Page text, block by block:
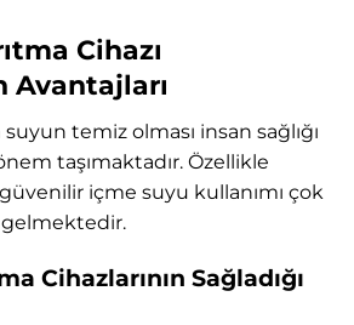
Cihazı
Avantajları
temiz olması insan sağlığı
taşımaktadır. Özellikle
içme suyu kullanımı çok
Cihazlarının Sağladığı